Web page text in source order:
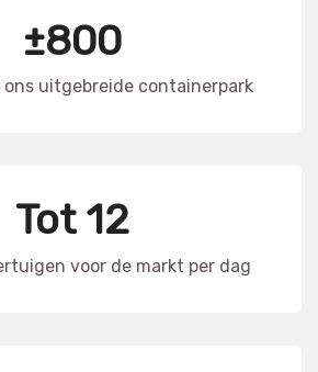
±800
uitgebreide containerpark
Tot 12
voor de markt per dag